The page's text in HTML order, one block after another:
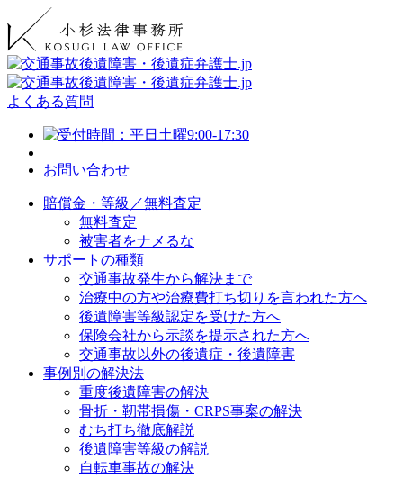
よくある質問
お問い合わせ
賠償金・等級／無料査定
無料査定
被害者をナメるな
サポートの種類
交通事故発生から解決まで
治療中の方や治療費打ち切りを言われた方へ
後遺障害等級認定を受けた方へ
保険会社から示談を提示された方へ
交通事故以外の後遺症・後遺障害
事例別の解決法
重度後遺障害の解決
骨折・靭帯損傷・CRPS事案の解決
むち打ち徹底解説
後遺障害等級の解説
自転車事故の解決